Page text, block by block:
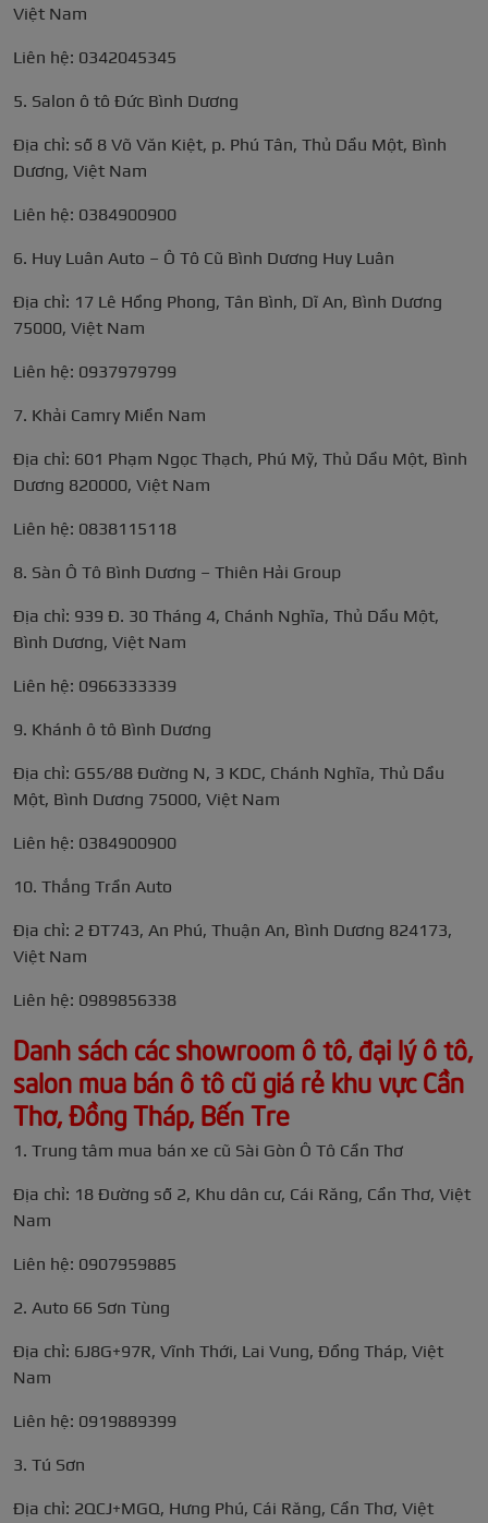
Việt Nam
Liên hệ: 0342045345
5. Salon ô tô Đức Bình Dương
Địa chỉ: số 8 Võ Văn Kiệt, p. Phú Tân, Thủ Dầu Một, Bình
Dương, Việt Nam
Liên hệ: 0384900900
6. Huy Luân Auto – Ô Tô Cũ Bình Dương Huy Luân
Địa chỉ: 17 Lê Hồng Phong, Tân Bình, Dĩ An, Bình Dương
75000, Việt Nam
Liên hệ: 0937979799
7. Khải Camry Miền Nam
Địa chỉ: 601 Phạm Ngọc Thạch, Phú Mỹ, Thủ Dầu Một, Bình
Dương 820000, Việt Nam
Liên hệ: 0838115118
8. Sàn Ô Tô Bình Dương – Thiên Hải Group
Địa chỉ: 939 Đ. 30 Tháng 4, Chánh Nghĩa, Thủ Dầu Một,
Bình Dương, Việt Nam
Liên hệ: 0966333339
9. Khánh ô tô Bình Dương
Địa chỉ: G55/88 Đường N, 3 KDC, Chánh Nghĩa, Thủ Dầu
Một, Bình Dương 75000, Việt Nam
Liên hệ: 0384900900
10. Thắng Trần Auto
Địa chỉ: 2 ĐT743, An Phú, Thuận An, Bình Dương 824173,
Việt Nam
Liên hệ: 0989856338
Danh sách các showroom ô tô, đại lý ô tô,
salon mua bán ô tô cũ giá rẻ khu vực Cần
Thơ, Đồng Tháp, Bến Tre
1. Trung tâm mua bán xe cũ Sài Gòn Ô Tô Cần Thơ
Địa chỉ: 18 Đường số 2, Khu dân cư, Cái Răng, Cần Thơ, Việt
Nam
Liên hệ: 0907959885
2. Auto 66 Sơn Tùng
Địa chỉ: 6J8G+97R, Vĩnh Thới, Lai Vung, Đồng Tháp, Việt
Nam
Liên hệ: 0919889399
3. Tú Sơn
Địa chỉ: 2QCJ+MGQ, Hưng Phú, Cái Răng, Cần Thơ, Việt